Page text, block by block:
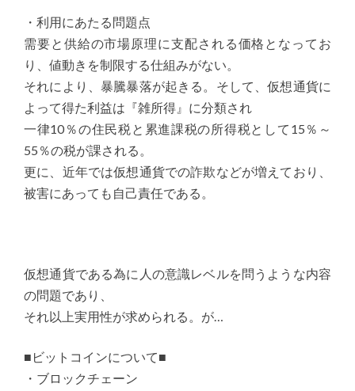
・利用にあたる問題点
需要と供給の市場原理に支配される価格となってお
り、値動きを制限する仕組みがない。
それにより、暴騰暴落が起きる。そして、仮想通貨に
よって得た利益は『雑所得』に分類され
一律10％の住民税と累進課税の所得税として15％～
55％の税が課される。
更に、近年では仮想通貨での詐欺などが増えており、
被害にあっても自己責任である。
仮想通貨である為に人の意識レベルを問うような内容
の問題であり、
それ以上実用性が求められる。が…
■ビットコインについて■
・ブロックチェーン